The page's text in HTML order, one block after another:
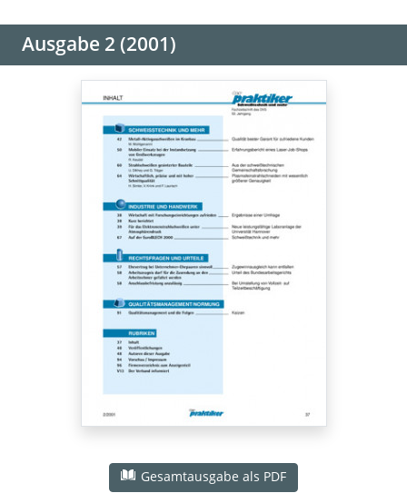
Ausgabe 2 (2001)
Gesamtausgabe als PDF